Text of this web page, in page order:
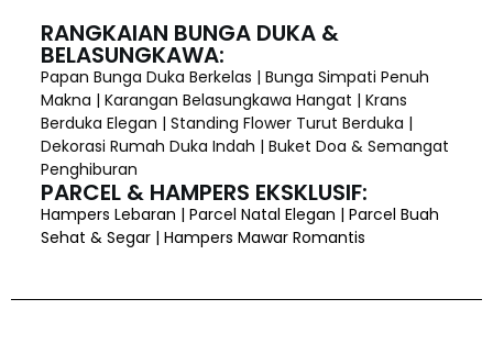
RANGKAIAN BUNGA DUKA &
BELASUNGKAWA:
Papan Bunga Duka Berkelas | Bunga Simpati Penuh
Makna | Karangan Belasungkawa Hangat | Krans
Berduka Elegan | Standing Flower Turut Berduka |
Dekorasi Rumah Duka Indah | Buket Doa & Semangat
Penghiburan
PARCEL & HAMPERS EKSKLUSIF:
Hampers Lebaran | Parcel Natal Elegan | Parcel Buah
Sehat & Segar | Hampers Mawar Romantis